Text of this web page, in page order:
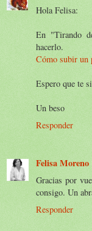
Hola Felisa:
En "Tirando
hacerlo.
Cómo subir un
Espero que te
Un beso
Responder
Felisa Moreno
Gracias por
consigo. Un
Responder